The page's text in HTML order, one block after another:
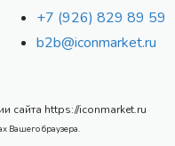
+7 (926) 829 89 59
b2b@iconmarket.ru
сайта https://iconmarket.ru
Вашего браузера.